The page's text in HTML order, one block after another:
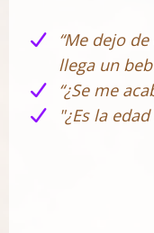
“Me dejo
llega un
“¿Se me
"¿Es la